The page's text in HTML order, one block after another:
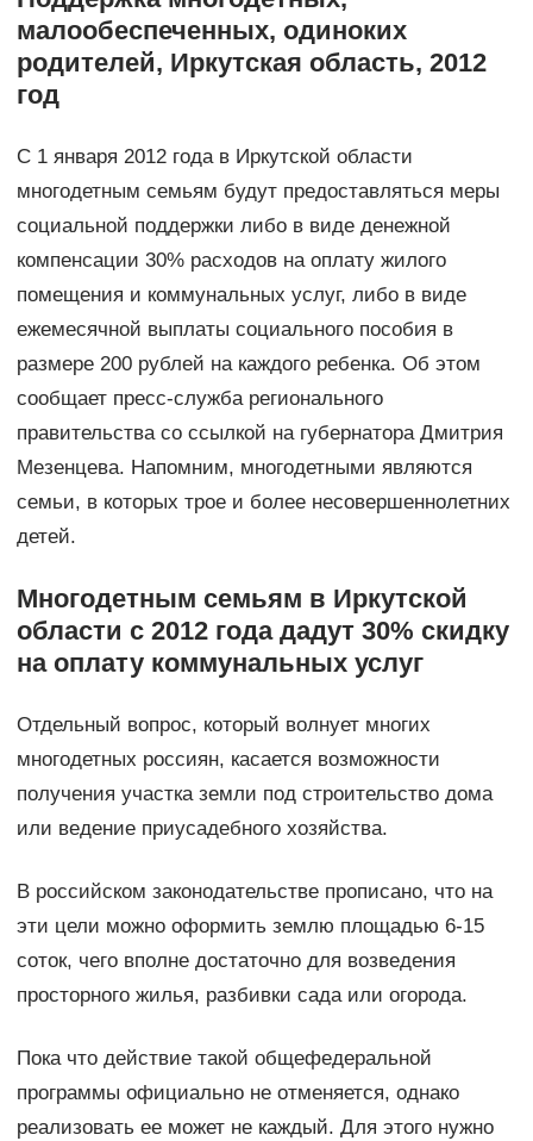
малообеспеченных, одиноких
родителей, Иркутская область, 2012
год
С 1 января 2012 года в Иркутской области
многодетным семьям будут предоставляться меры
социальной поддержки либо в виде денежной
компенсации 30% расходов на оплату жилого
помещения и коммунальных услуг, либо в виде
ежемесячной выплаты социального пособия в
размере 200 рублей на каждого ребенка. Об этом
сообщает пресс-служба регионального
правительства со ссылкой на губернатора Дмитрия
Мезенцева. Напомним, многодетными являются
семьи, в которых трое и более несовершеннолетних
детей.
Многодетным семьям в Иркутской
области с 2012 года дадут 30% скидку
на оплату коммунальных услуг
Отдельный вопрос, который волнует многих
многодетных россиян, касается возможности
получения участка земли под строительство дома
или ведение приусадебного хозяйства.
В российском законодательстве прописано, что на
эти цели можно оформить землю площадью 6-15
соток, чего вполне достаточно для возведения
просторного жилья, разбивки сада или огорода.
Пока что действие такой общефедеральной
программы официально не отменяется, однако
реализовать ее может не каждый. Для этого нужно